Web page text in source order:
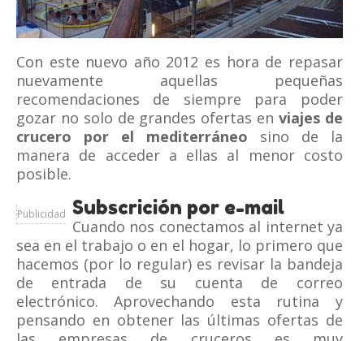
Con este nuevo año 2012 es hora de repasar
nuevamente aquellas pequeñas
recomendaciones de siempre para poder
gozar no solo de grandes ofertas enviajes de
crucero por el mediterráneo sino de la
manera de acceder a ellas al menor costo
posible.
Publicidad Subscrición por e-mail
Cuando nos conectamos al internet ya
sea en el trabajo o en el hogar, lo primero que
hacemos (por lo regular) es revisar la bandeja
de entrada de su cuenta de correo
electrónico. Aprovechando esta rutina y
pensando en obtener las últimas ofertas de